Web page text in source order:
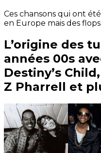
Ces chansons qui ont
en Europe mais des flops
L’origine des
années 00s
Destiny’s
Z Pharrell et